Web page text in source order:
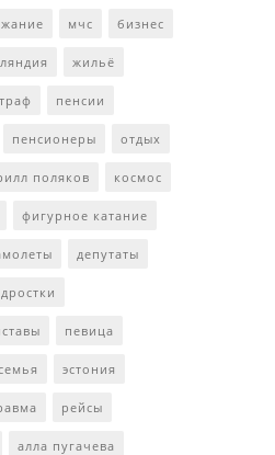
мчс бизнес
жильё
пенсии
пенсионеры отдых
поляков космос
фигурное катание
депутаты
певица
эстония
рейсы
алла пугачева